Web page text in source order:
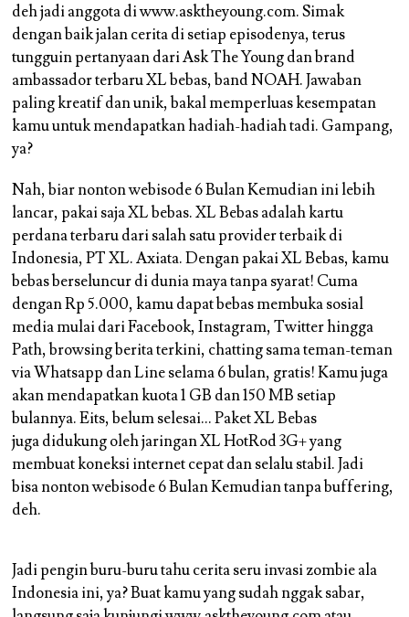
deh jadi anggota di www.asktheyoung.com. Simak
dengan baik jalan cerita di setiap episodenya, terus
tungguin pertanyaan dari Ask The Young dan brand
ambassador terbaru XL bebas, band NOAH. Jawaban
paling kreatif dan unik, bakal memperluas kesempatan
kamu untuk mendapatkan hadiah-hadiah tadi. Gampang,
ya?
Nah, biar nonton webisode 6 Bulan Kemudian ini lebih
lancar, pakai saja XL bebas. XL Bebas adalah kartu
perdana terbaru dari salah satu provider terbaik di
Indonesia, PT XL. Axiata. Dengan pakai XL Bebas, kamu
bebas berseluncur di dunia maya tanpa syarat! Cuma
dengan Rp 5.000, kamu dapat bebas membuka sosial
media mulai dari Facebook, Instagram, Twitter hingga
Path, browsing berita terkini, chatting sama teman-teman
via Whatsapp dan Line selama 6 bulan, gratis! Kamu juga
akan mendapatkan kuota 1 GB dan 150 MB setiap
bulannya. Eits, belum selesai… Paket XL Bebas
juga didukung oleh jaringan XL HotRod 3G+ yang
membuat koneksi internet cepat dan selalu stabil. Jadi
bisa nonton webisode 6 Bulan Kemudian tanpa buffering,
deh.
Jadi pengin buru-buru tahu cerita seru invasi zombie ala
Indonesia ini, ya? Buat kamu yang sudah nggak sabar,